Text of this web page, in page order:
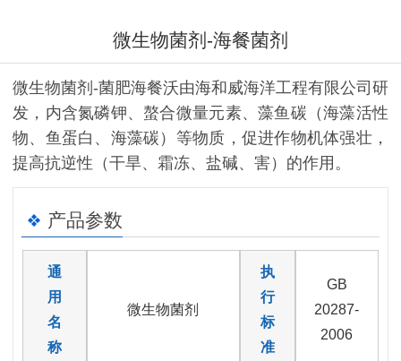
微生物菌剂-海餐菌剂
微生物菌剂-菌肥海餐沃由海和威海洋工程有限公司研
发，内含氮磷钾、螯合微量元素、藻鱼碳（海藻活性
物、鱼蛋白、海藻碳）等物质，促进作物机体强壮，
提高抗逆性（干旱、霜冻、盐碱、害）的作用。
产品参数
通
用
名
称
微生物菌剂
执
行
标
准
GB
20287-
2006